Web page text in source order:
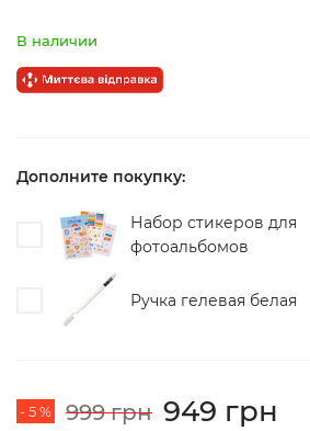
В наличии
Дополните покупку:
Набор стикеров для
фотоальбомов
Ручка гелевая белая
- 5 % 999 грн 949 грн